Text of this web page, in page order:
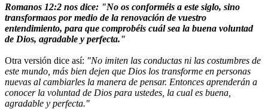
Romanos 12:2 nos dice: "No os conforméis a este siglo, sino
transformaos por medio de la renovación de vuestro
entendimiento, para que comprobéis cuál sea la buena voluntad
de Dios, agradable y perfecta."
Otra versión dice así: "No imiten las conductas ni las costumbres de
este mundo, más bien dejen que Dios los transforme en personas
nuevas al cambiarles la manera de pensar. Entonces aprenderán a
conocer la voluntad de Dios para ustedes, la cual es buena,
agradable y perfecta."